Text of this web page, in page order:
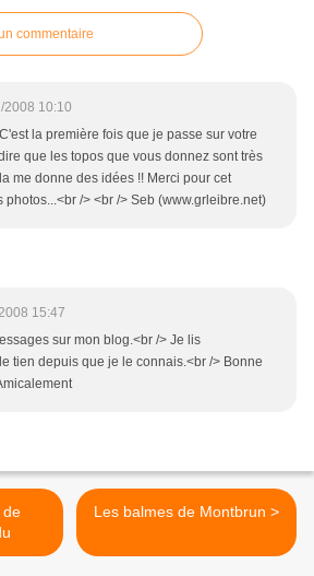
commentaire
2008 10:10
la première fois que je passe sur votre
que les topos que vous donnez sont très
me donne des idées !! Merci pour cet
photos...<br /> <br /> Seb (www.grleibre.net)
15:47
sur mon blog.<br /> Je lis
tien depuis que je le connais.<br /> Bonne
Les balmes de Montbrun >